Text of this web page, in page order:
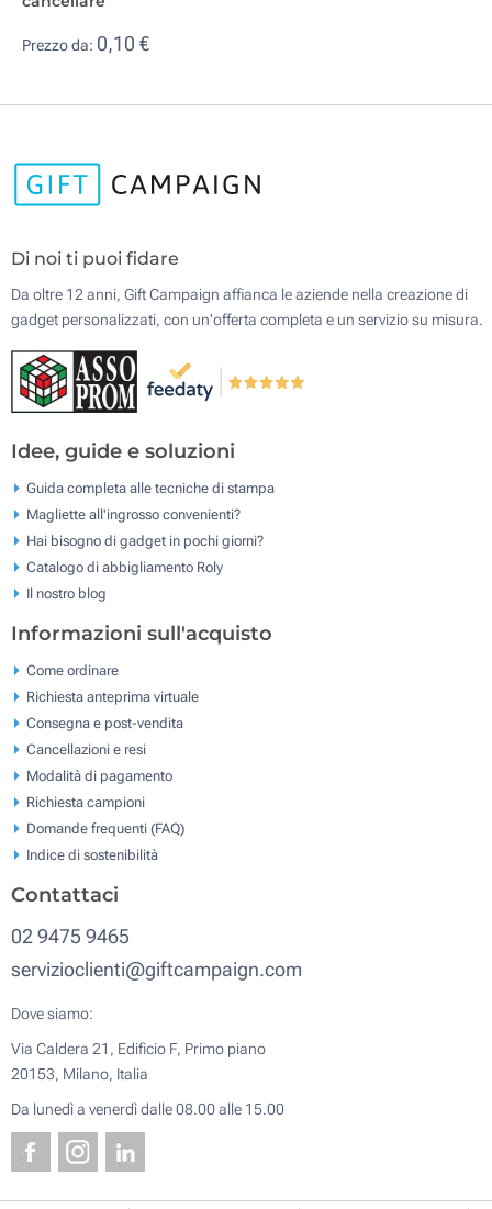
Prezzo da: 0,10 €
Di noi ti puoi fidare
Da oltre 12 anni, Gift Campaign affianca le aziende nella creazione di
gadget personalizzati, con un'offerta completa e un servizio su misura.
Idee, guide e soluzioni
Guida completa alle tecniche di stampa
Magliette all'ingrosso convenienti?
Hai bisogno di gadget in pochi giorni?
Catalogo di abbigliamento Roly
Il nostro blog
Informazioni sull'acquisto
Come ordinare
Richiesta anteprima virtuale
Consegna e post-vendita
Cancellazioni e resi
Modalità di pagamento
Richiesta campioni
Domande frequenti (FAQ)
Indice di sostenibilità
Contattaci
02 9475 9465
servizioclienti@giftcampaign.com
Dove siamo:
Via Caldera 21, Edificio F, Primo piano
20153, Milano, Italia
Da lunedì a venerdì dalle 08.00 alle 15.00